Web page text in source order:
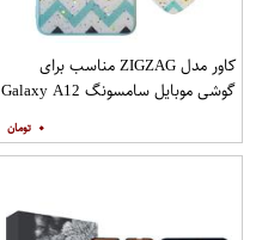
کاور مدل ZIGZAG مناسب برای
گوشی موبایل سامسونگ Galaxy A12
۰